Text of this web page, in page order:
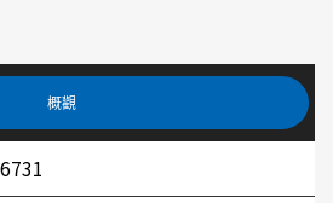
概觀
6731